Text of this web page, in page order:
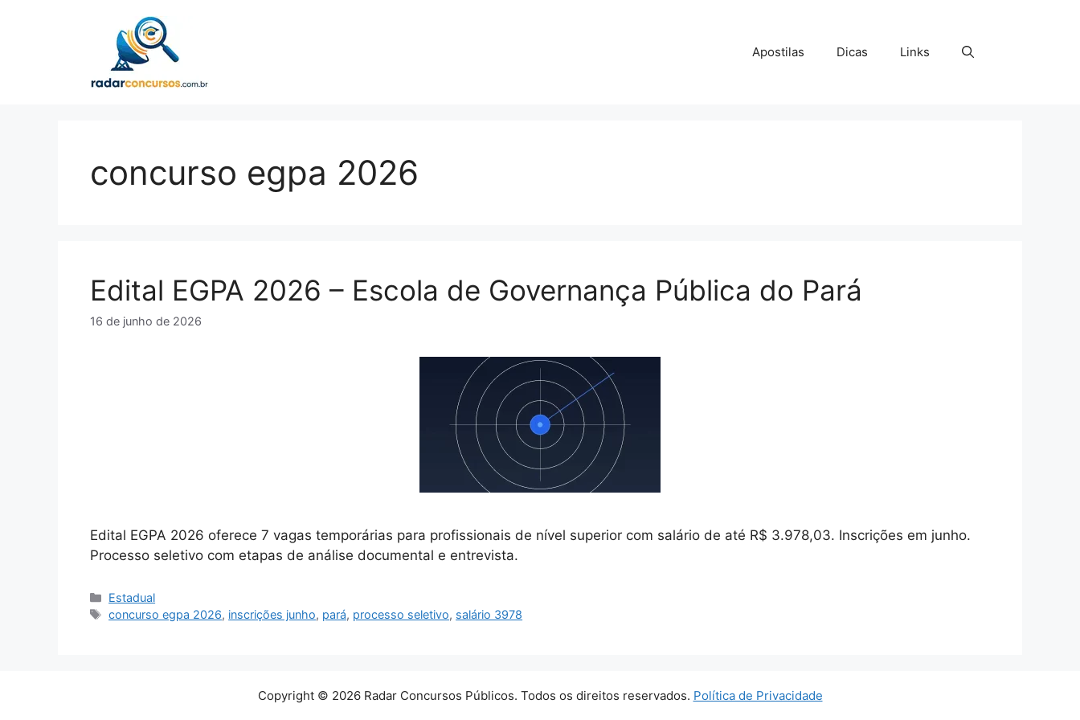
Apostilas Dicas Links
concurso egpa 2026
Edital EGPA 2026 – Escola de Governança Pública do Pará
16 de junho de 2026
Edital EGPA 2026 oferece 7 vagas temporárias para profissionais de nível superior com salário de até R$ 3.978,03. Inscrições em junho.
Processo seletivo com etapas de análise documental e entrevista.
Categorias
Estadual
Tags
concurso egpa 2026, inscrições junho, pará, processo seletivo, salário 3978
Copyright © 2026 Radar Concursos Públicos. Todos os direitos reservados. Política de Privacidade